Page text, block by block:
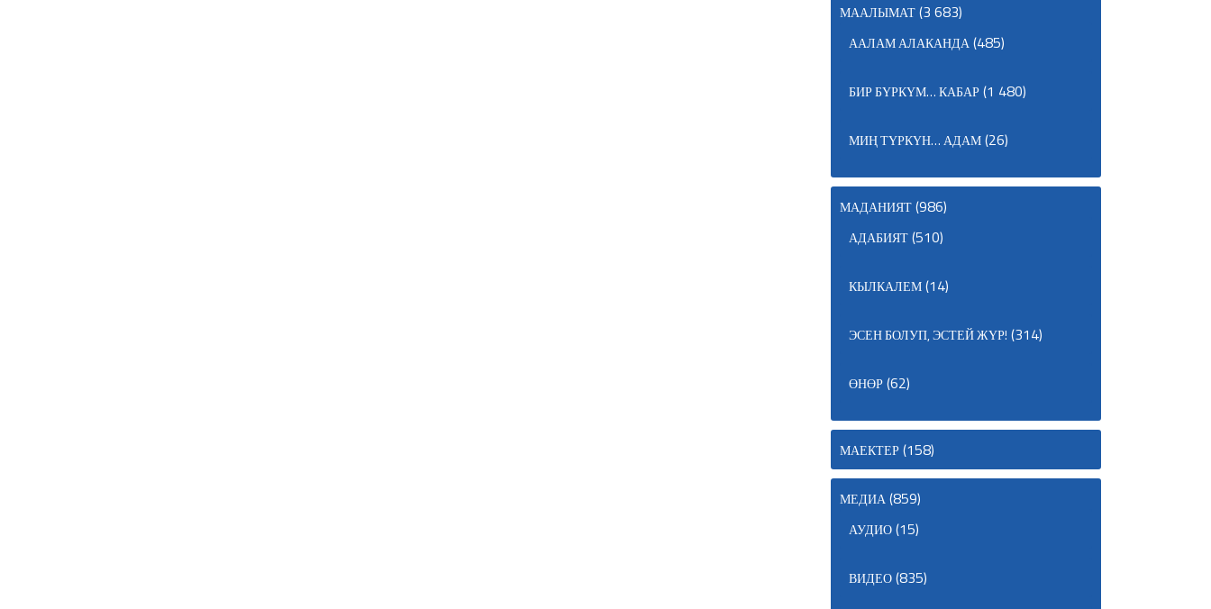
МААЛЫМАТ(3 683)
ААЛАМ АЛАКАНДА(485)
БИР БҮРКҮМ… КАБАР(1 480)
МИҢ ТҮРКҮН… АДАМ(26)
МАДАНИЯТ(986)
АДАБИЯТ(510)
КЫЛКАЛЕМ(14)
ЭСЕН БОЛУП, ЭСТЕЙ ЖҮР! (314)
ӨНӨР(62)
МАЕКТЕР(158)
МЕДИА(859)
АУДИО(15)
ВИДЕО(835)